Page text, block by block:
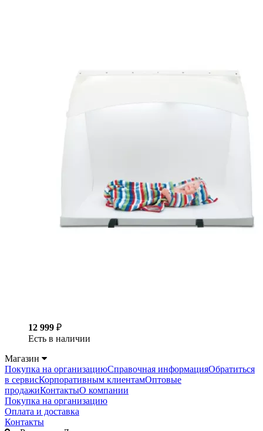
12 999 ₽
Есть в наличии
Магазин
Покупка на организациюСправочная информацияОбратиться
в сервисКорпоративным клиентамОптовые
продажиКонтактыО компании
Покупка на организацию
Оплата и доставка
Контакты